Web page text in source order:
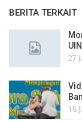
BERITA TERKAIT
27
18